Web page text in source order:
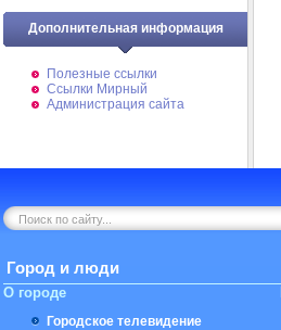
Дополнительная информация
Полезные ссылки
Ссылки Мирный
Администрация сайта
Город и люди
О городе
Городское телевидение